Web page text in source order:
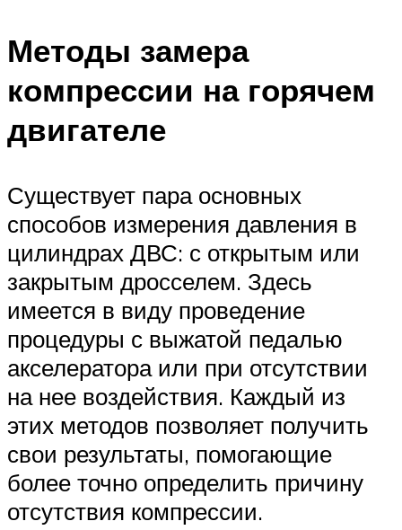
Методы замера
компрессии на горячем
двигателе
Существует пара основных
способов измерения давления в
цилиндрах ДВС: с открытым или
закрытым дросселем. Здесь
имеется в виду проведение
процедуры с выжатой педалью
акселератора или при отсутствии
на нее воздействия. Каждый из
этих методов позволяет получить
свои результаты, помогающие
более точно определить причину
отсутствия компрессии.